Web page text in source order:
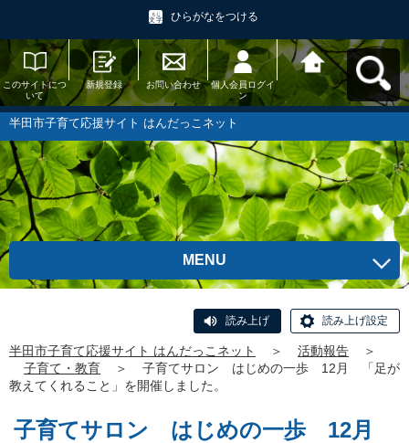
ひらがなをつける
このサイトにつ
いて
新規登録 お問い合わせ
個人会員ログイ
ン
半田市子育て応
援サイト はんだ
っこネットへ戻
半田市子育て応援サイト はんだっこネット
MENU
読み上げ 読み上げ設定
半田市子育て応援サイト はんだっこネット ＞ 活動報告
＞
子育て・教育
＞
子育てサロン はじめの一歩 12月 「足が
教えてくれること」を開催しました。
子育てサロン はじめの一歩 12月